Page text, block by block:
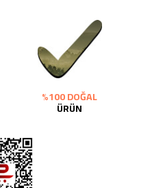
%100 DOĞAL
ÜRÜN